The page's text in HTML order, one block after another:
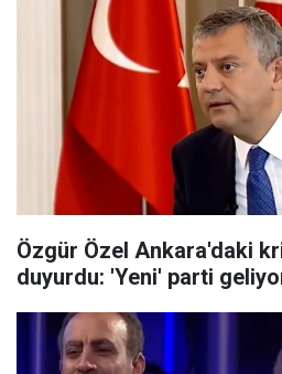
Özgür Özel Ankara'daki
duyurdu: 'Yeni' parti